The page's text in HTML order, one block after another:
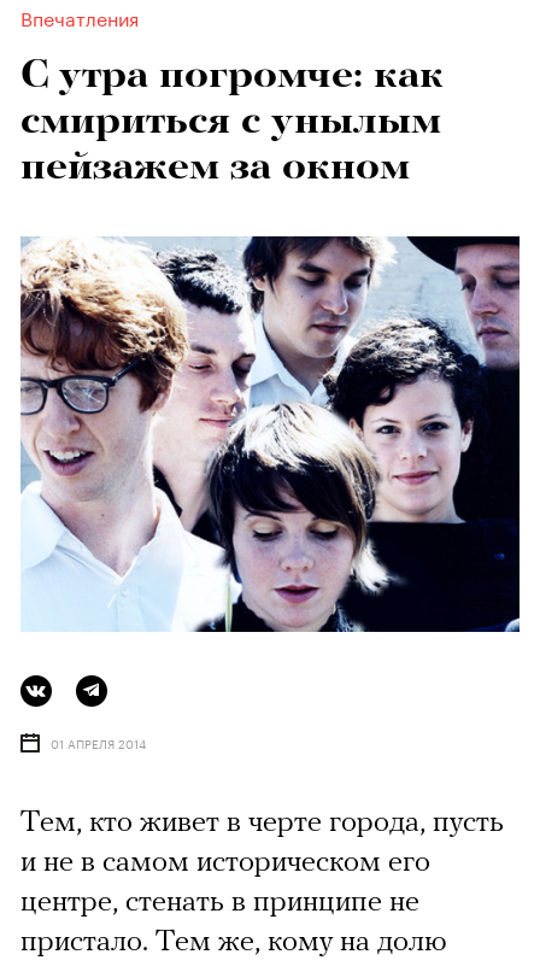
Впечатления
С утра погромче: как
смириться с унылым
пейзажем за окном
01 АПРЕЛЯ 2014
Тем, кто живет в черте города, пусть
и не в самом историческом его
центре, стенать в принципе не
пристало. Тем же, кому на долю